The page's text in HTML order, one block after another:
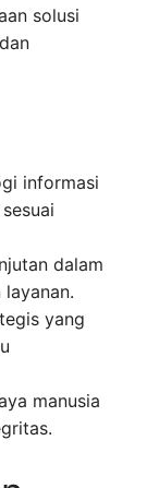
solusi
informasi
dalam
yang
manusia